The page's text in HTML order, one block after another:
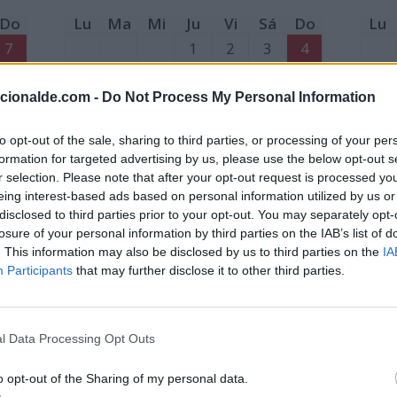
- Do Not Process My Personal Information
opt-out of the sale, sharing to third parties, or processing of your
for targeted advertising by us, please use the below opt-out
selection. Please note that after your opt-out request is processed
interest-based ads based on personal information utilized by us
to third parties prior to your opt-out. You may separately
of your personal information by third parties on the IAB’s list of
This information may also be disclosed by us to third parties on the
Participants that may further disclose it to other third parties.
Data Processing Opt Outs
opt-out of the Sharing of my personal data.
Do
7
21
28
Lu Ma Mi Ju Vi Sá
Do
1
2 3
4
12
13 14 15 16 17
18
19
20 21 22 23 24
25
26
27 28 29
Lu
11
18
25
28:
29:
Do